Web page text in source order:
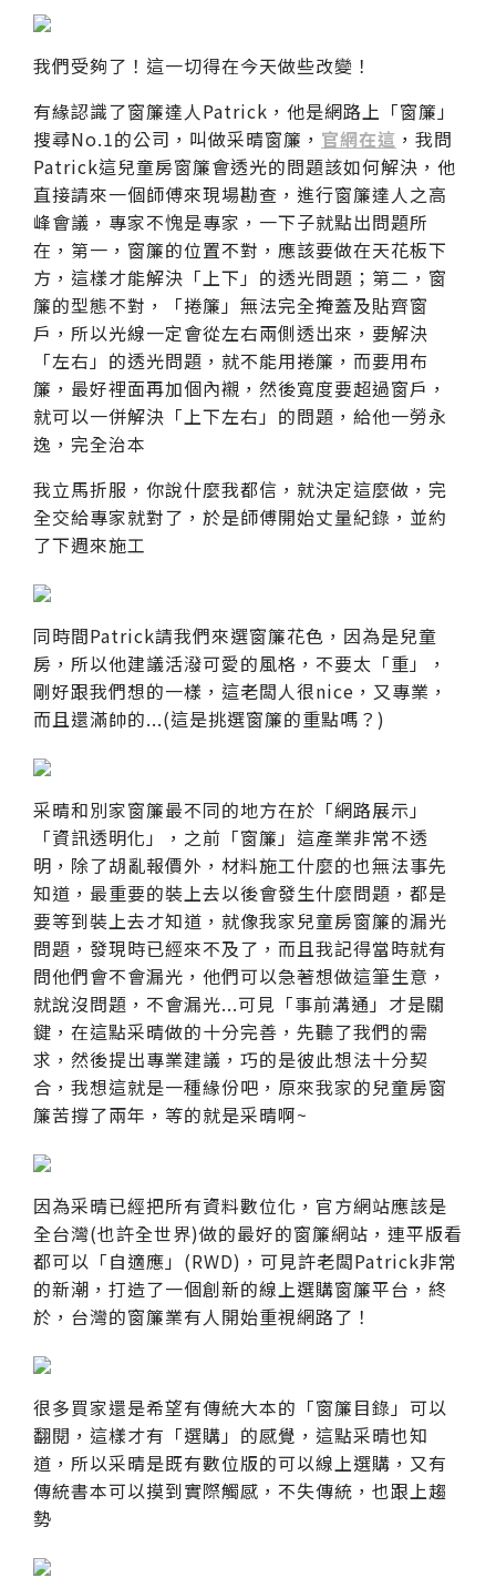
我們受夠了！這一切得在今天做些改變！
有緣認識了窗簾達人Patrick，他是網路上「窗簾」
搜尋No.1的公司，叫做采晴窗簾， 官網在這 ，我問
Patrick這兒童房窗簾會透光的問題該如何解決，他
直接請來一個師傅來現場勘查，進行窗簾達人之高
峰會議，專家不愧是專家，一下子就點出問題所
在，第一，窗簾的位置不對，應該要做在天花板下
方，這樣才能解決「上下」的透光問題；第二，窗
簾的型態不對，「捲簾」無法完全掩蓋及貼齊窗
戶，所以光線一定會從左右兩側透出來，要解決
「左右」的透光問題，就不能用捲簾，而要用布
簾，最好裡面再加個內襯，然後寬度要超過窗戶，
就可以一併解決「上下左右」的問題，給他一勞永
逸，完全治本
我立馬折服，你說什麼我都信，就決定這麼做，完
全交給專家就對了，於是師傅開始丈量紀錄，並約
了下週來施工
同時間Patrick請我們來選窗簾花色，因為是兒童
房，所以他建議活潑可愛的風格，不要太「重」，
剛好跟我們想的一樣，這老闆人很nice，又專業，
而且還滿帥的...(這是挑選窗簾的重點嗎？)
采晴和別家窗簾最不同的地方在於「網路展示」
「資訊透明化」，之前「窗簾」這產業非常不透
明，除了胡亂報價外，材料施工什麼的也無法事先
知道，最重要的裝上去以後會發生什麼問題，都是
要等到裝上去才知道，就像我家兒童房窗簾的漏光
問題，發現時已經來不及了，而且我記得當時就有
問他們會不會漏光，他們可以急著想做這筆生意，
就說沒問題，不會漏光...可見「事前溝通」才是關
鍵，在這點采晴做的十分完善，先聽了我們的需
求，然後提出專業建議，巧的是彼此想法十分契
合，我想這就是一種緣份吧，原來我家的兒童房窗
簾苦撐了兩年，等的就是采晴啊~
因為采晴已經把所有資料數位化，官方網站應該是
全台灣(也許全世界)做的最好的窗簾網站，連平版看
都可以「自適應」(RWD)，可見許老闆Patrick非常
的新潮，打造了一個創新的線上選購窗簾平台，終
於，台灣的窗簾業有人開始重視網路了！
很多買家還是希望有傳統大本的「窗簾目錄」可以
翻閱，這樣才有「選購」的感覺，這點采晴也知
道，所以采晴是既有數位版的可以線上選購，又有
傳統書本可以摸到實際觸感，不失傳統，也跟上趨
勢